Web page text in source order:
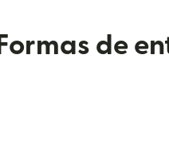
Formas de